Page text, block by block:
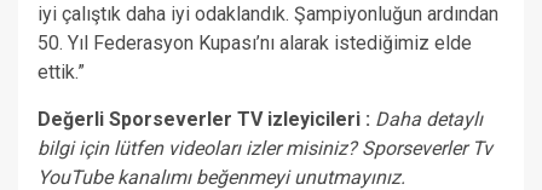
iyi çalıştık daha iyi odaklandık. Şampiyonluğun ardından
50. Yıl Federasyon Kupası’nı alarak istediğimiz elde
ettik.”
Değerli Sporseverler TV izleyicileri : Daha detaylı
bilgi için lütfen videoları izler misiniz? Sporseverler Tv
YouTube kanalımı beğenmeyi unutmayınız.